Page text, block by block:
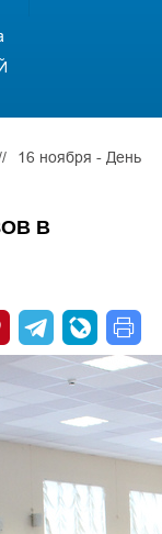
16 ноября - День
В